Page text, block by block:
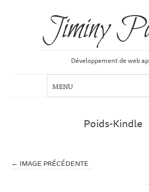
Jiminy
Développement de web
Poids-Kindle
← IMAGE PRÉCÉDENTE